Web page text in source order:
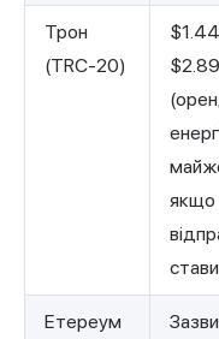
Трон
(TRC-20)
$2.89
якщо
Етереум